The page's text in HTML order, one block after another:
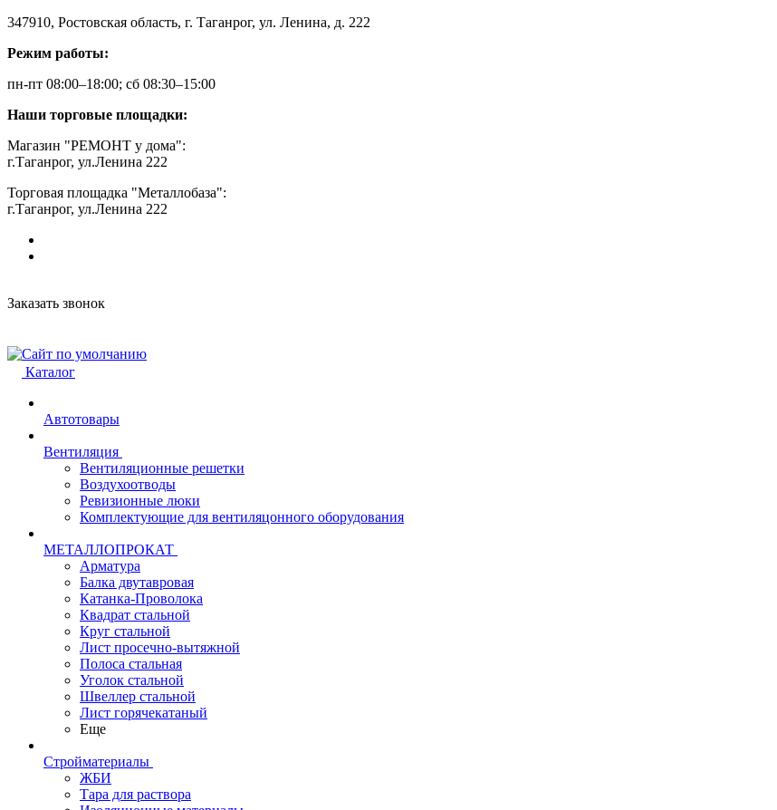
347910, Ростовская область, г. Таганрог, ул. Ленина, д. 222
Режим работы:
пн-пт 08:00–18:00; сб 08:30–15:00
Наши торговые площадки:
Магазин "РЕМОНТ у дома":
г.Таганрог, ул.Ленина 222
Торговая площадка "Металлобаза":
г.Таганрог, ул.Ленина 222
Заказать звонок
Каталог
Автотовары
Вентиляция
Вентиляционные решетки
Воздухоотводы
Ревизионные люки
Комплектующие для вентиляцонного оборудования
МЕТАЛЛОПРОКАТ
Арматура
Балка двутавровая
Катанка-Проволока
Квадрат стальной
Круг стальной
Лист просечно-вытяжной
Полоса стальная
Уголок стальной
Швеллер стальной
Лист горячекатаный
Еще
Стройматериалы
ЖБИ
Тара для раствора